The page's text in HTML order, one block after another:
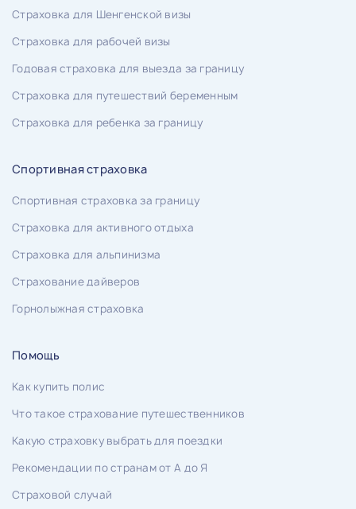
Страховка для Шенгенской визы
Страховка для рабочей визы
Годовая страховка для выезда за границу
Страховка для путешествий беременным
Страховка для ребенка за границу
Спортивная страховка
Спортивная страховка за границу
Страховка для активного отдыха
Страховка для альпинизма
Страхование дайверов
Горнолыжная страховка
Помощь
Как купить полис
Что такое страхование путешественников
Какую страховку выбрать для поездки
Рекомендации по странам от А до Я
Страховой случай